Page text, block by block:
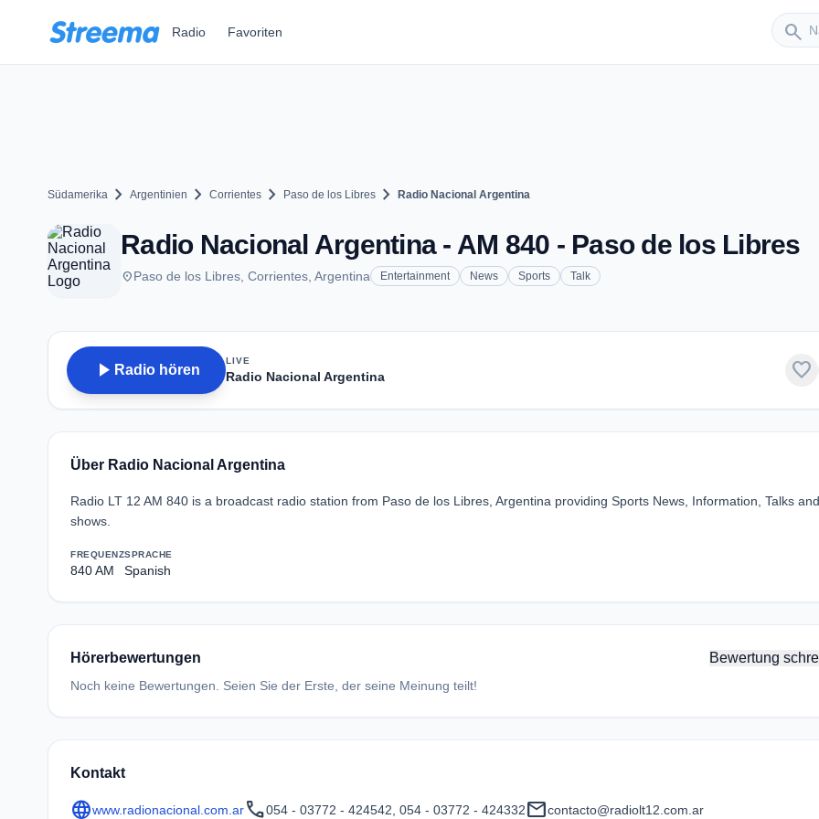
Radio Favoriten search
Sender
Südamerika chevron_right Argentinien chevron_right Corrientes chevron_right Paso de los Libres chevron_right Radio Nacional Argentina
Radio Nacional Argentina - AM 840 - Paso de los Libres
placePaso de los Libres, Corrientes, Argentina Entertainment News Sports Talk
play_arrow Radio hören
LIVE
Radio Nacional Argentina favorite
Über Radio Nacional Argentina
Radio LT 12 AM 840 is a broadcast radio station from Paso de los Libres, Argentina providing Sports News, Information, Talks
shows.
FREQUENZ
840 AM
SPRACHE
Spanish
Hörerbewertungen Bewertung
Noch keine Bewertungen. Seien Sie der Erste, der seine Meinung teilt!
Kontakt
languagewww.radionacional.com.arcall054 - 03772 - 424542, 054 - 03772 - 424332mailcontacto@radiolt12.com.ar